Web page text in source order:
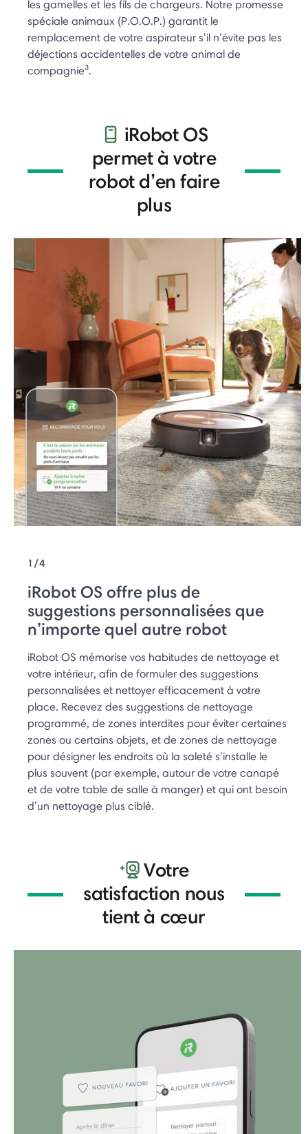
les gamelles et les fils de chargeurs. Notre promesse
spéciale animaux (P.O.O.P.) garantit le
remplacement de votre aspirateur s’il n’évite pas les
déjections accidentelles de votre animal de
compagnie³.
iRobot OS
permet à votre
robot d’en faire
plus
1/4
iRobot OS offre plus de
suggestions personnalisées que
n’importe quel autre robot
iRobot OS mémorise vos habitudes de nettoyage et
votre intérieur, afin de formuler des suggestions
personnalisées et nettoyer efficacement à votre
place. Recevez des suggestions de nettoyage
programmé, de zones interdites pour éviter certaines
zones ou certains objets, et de zones de nettoyage
pour désigner les endroits où la saleté s’installe le
plus souvent (par exemple, autour de votre canapé
et de votre table de salle à manger) et qui ont besoin
d’un nettoyage plus ciblé.
Votre
satisfaction nous
tient à cœur